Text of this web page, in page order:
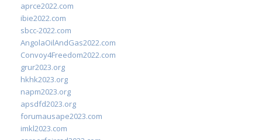
aprce2022.com
ibie2022.com
sbcc-2022.com
AngolaOilAndGas2022.com
Convoy4Freedom2022.com
grur2023.org
hkhk2023.org
napm2023.org
apsdfd2023.org
forumausape2023.com
imkl2023.com